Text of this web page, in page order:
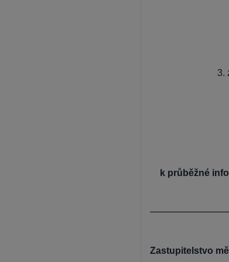
3.
k průběžné
Zastupitelstvo